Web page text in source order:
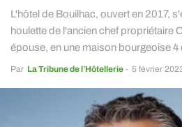
L'hôtel de Bouilhac, ouvert en 2017,
houlette de l'ancien chef propriétaire
épouse, en une maison bourgeoise 4
Par La Tribune de l’Hôtellerie - 5 février